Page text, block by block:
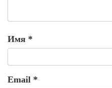
Имя *
Email *